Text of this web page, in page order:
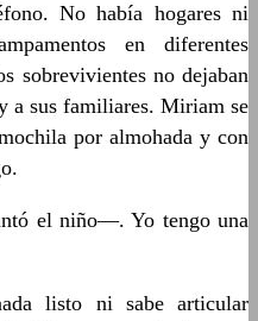
No había hogares ni
en diferentes
sobrevivientes no dejaban
a sus familiares. Miriam se
por almohada y con
el niño—. Yo tengo una
listo ni sabe articular